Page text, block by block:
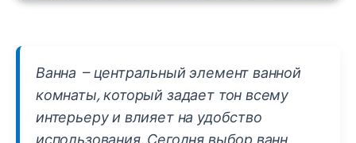
Ванна – центральный элемент ванной
комнаты, который задает тон всему
интерьеру и влияет на удобство